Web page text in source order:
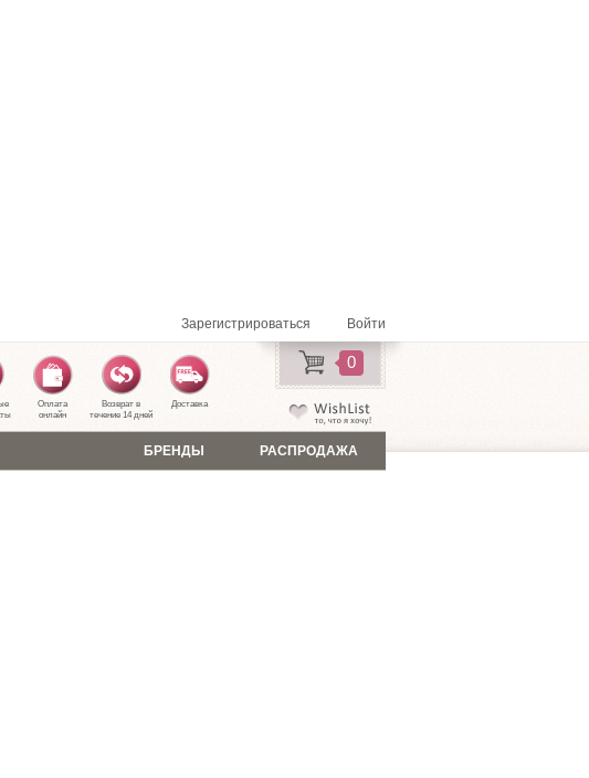
Зарегистрироваться Войти
0
Оплата
онлайн
Возврат в
течение 14 дней
Доставка
РАСПРОДАЖА
БРЕНДЫ